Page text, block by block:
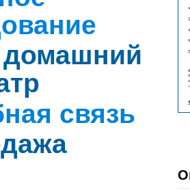
связь